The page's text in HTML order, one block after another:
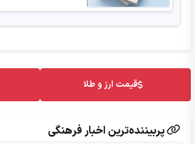
قیمت ارز و طلا
پربیننده‌ترین اخبار فرهنگی